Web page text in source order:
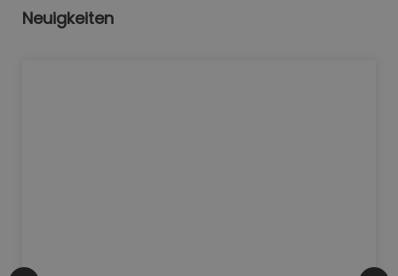
Neuigkeiten